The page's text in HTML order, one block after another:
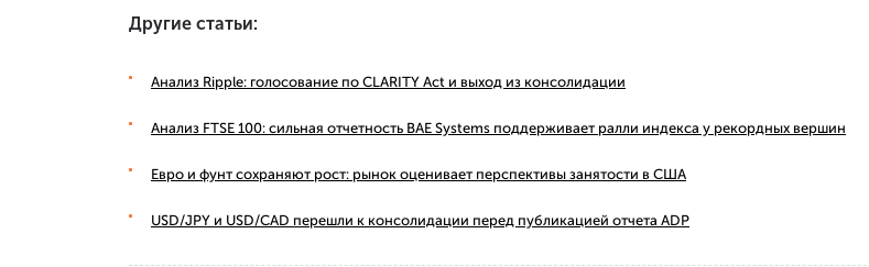
Другие статьи:
Анализ Ripple: голосование по CLARITY Act и выход из консолидации
Анализ FTSE 100: сильная отчетность BAE Systems поддерживает ралли индекса у рекордных вершин
Евро и фунт сохраняют рост: рынок оценивает перспективы занятости в США
USD/JPY и USD/CAD перешли к консолидации перед публикацией отчета ADP